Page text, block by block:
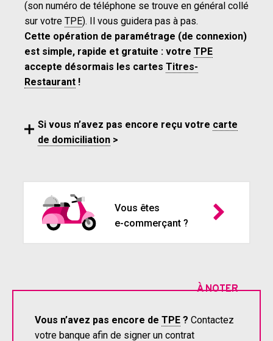
(son numéro de téléphone se trouve en général collé
sur votre TPE). Il vous guidera pas à pas.
Cette opération de paramétrage (de connexion)
est simple, rapide et gratuite : votre TPE
accepte désormais les cartes Titres-
Restaurant !
Si vous n’avez pas encore reçu votre carte
de domiciliation >
Vous êtes
e-commerçant ?
Vous n’avez pas encore de TPE ? Contactez
votre banque afin de signer un contrat
À NOTER